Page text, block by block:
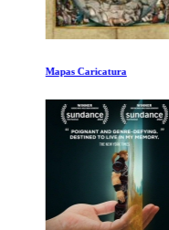
Mapas Caricatura